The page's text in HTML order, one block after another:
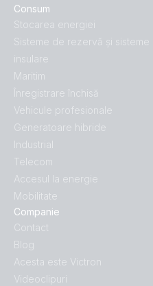
Consum
Stocarea energiei
Sisteme de rezervă și sisteme
insulare
Maritim
Înregistrare închisă
Vehicule profesionale
Generatoare hibride
Industrial
Telecom
Accesul la energie
Mobilitate
Companie
Contact
Blog
Acesta este Victron
Videoclipuri